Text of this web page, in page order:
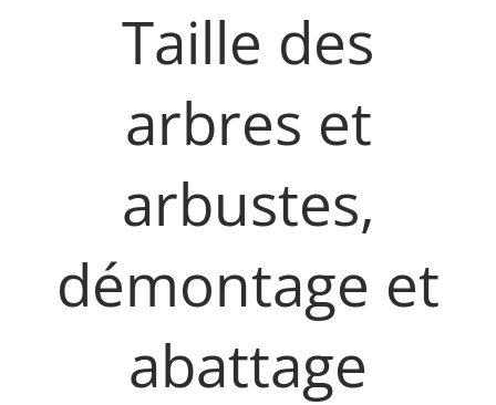
Taille des
arbres et
arbustes,
démontage et
abattage